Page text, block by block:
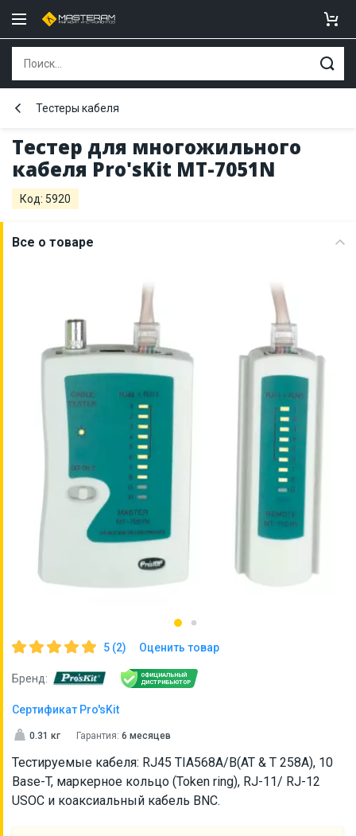
Тестер для многожильного
кабеля Pro'sKit MT-7051N
Тестеры кабеля
Код: 5920
Все о товаре
5 (2) Оценить товар
Бренд:
ОФИЦИАЛЬНЫЙ
ДИСТРИБЬЮТОР
Сертификат Pro'sKit
0.31 кг Гарантия: 6 месяцев
Тестируемые кабеля: RJ45 TIA568A/B(AT & T 258A), 10
Base-T, маркерное кольцо (Token ring), RJ-11/ RJ-12
USOC и коаксиальный кабель BNC.